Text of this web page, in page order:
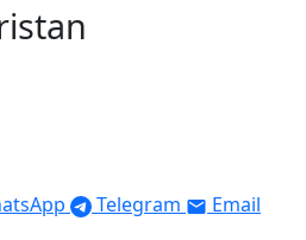
Telegram Email